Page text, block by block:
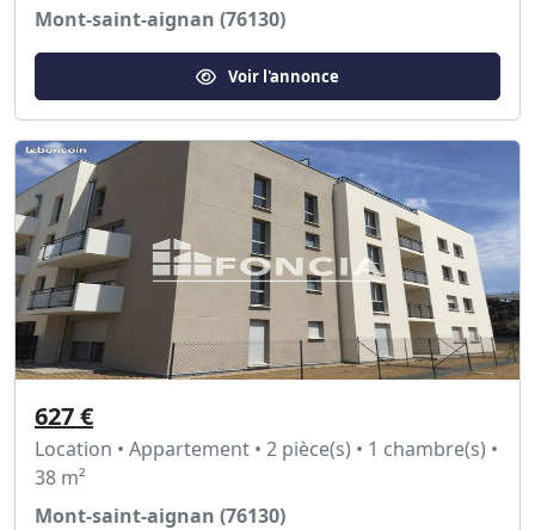
Mont-saint-aignan (76130)
Voir l'annonce
627 €
Location • Appartement • 2 pièce(s) • 1 chambre(s) •
38 m²
Mont-saint-aignan (76130)